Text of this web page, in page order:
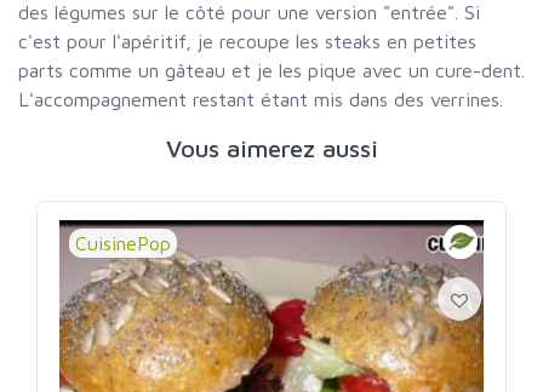
des légumes sur le côté pour une version "entrée". Si
c'est pour l'apéritif, je recoupe les steaks en petites
parts comme un gâteau et je les pique avec un cure-dent.
L'accompagnement restant étant mis dans des verrines.
Vous aimerez aussi
CuisinePop